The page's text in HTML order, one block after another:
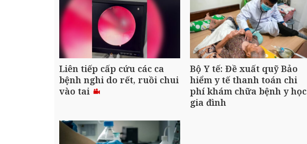
Liên tiếp cấp cứu các ca
bệnh nghi do rết, ruồi chui
vào tai
Bộ Y tế: Đề xuất quỹ Bảo
hiểm y tế thanh toán chi
phí khám chữa bệnh y học
gia đình